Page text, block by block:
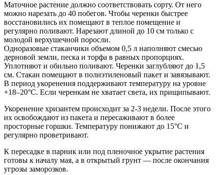
Маточное растение должно соответствовать сорту. От него
можно нарезать до 40 побегов. Чтобы черенки быстрее
восстановились их помещают в теплое помещение и
регулярно поливают. Нарезают длиной до 10 см только с
молодой верхушечной поросли.
Одноразовые стаканчики объемом 0,5 л наполняют смесью
дерновой земли, песка и торфа в равных пропорциях.
Уплотняют и обильно поливают. Черенки заглубляют до 1,5
см. Стакан помещают в полиэтиленовый пакет и завязывают.
В период укоренения поддерживают температуру на уровне
+18–20°С. Если черенкам не хватает света, их прищипывают.
Укоренение хризантем происходит за 2-3 недели. После этого
их освобождают из пакета и пересаживают в более
просторные горшки. Температуру понижают до 15°С и
регулярно проветривают.
К пересадке в парник или под пленочное укрытие растения
готовы к началу мая, а в открытый грунт — после окончания
угрозы заморозков.